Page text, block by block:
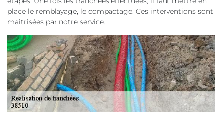
place le remblayage, le compactage. Ces interventions sont
maitrisées par notre service.